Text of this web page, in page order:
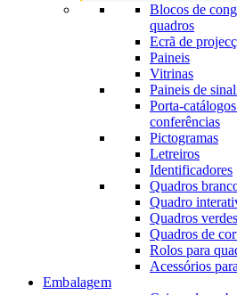
Blocos de
quadros
Ecrã de
Paineis
Vitrinas
Paineis de
Porta-
conferências
Pictogramas
Letreiros
Identificadores
Quadros
Quadro
Quadros verdes
Quadros de
Rolos para
Acessórios
Embalagem